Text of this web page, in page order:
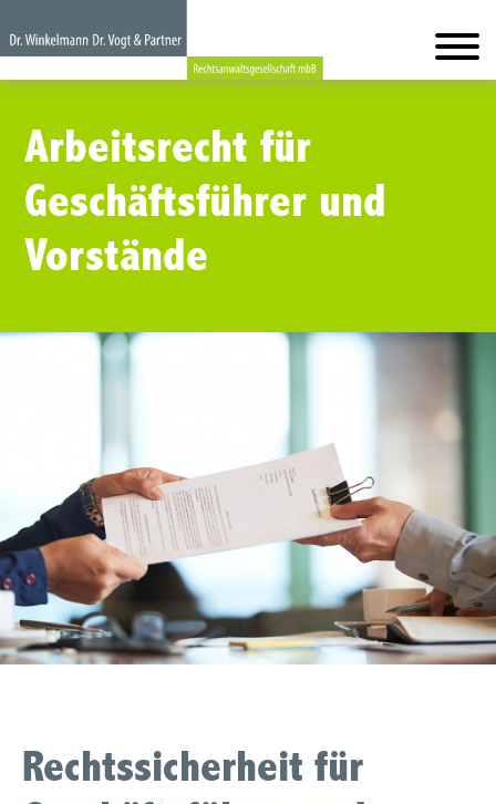
Arbeitsrecht für
Geschäftsführer und
Vorstände
Rechtssicherheit für